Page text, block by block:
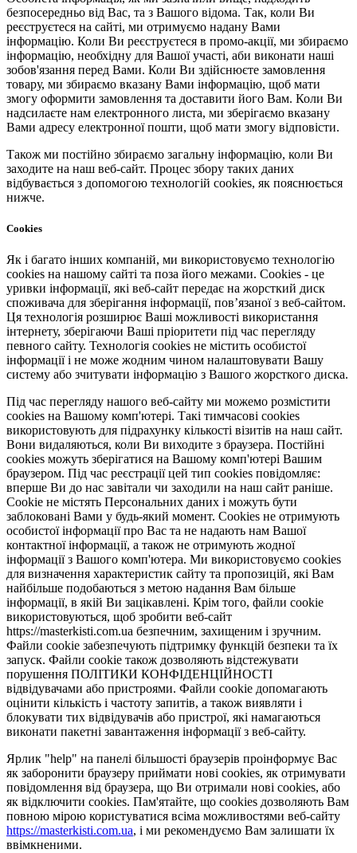
безпосередньо від Вас, та з Вашого відома. Так, коли Ви
реєструєтеся на сайті, ми отримуємо надану Вами
інформацію. Коли Ви реєструєтеся в промо-акції, ми збираємо
інформацію, необхідну для Вашої участі, аби виконати наші
зобов'язання перед Вами. Коли Ви здійснюєте замовлення
товару, ми збираємо вказану Вами інформацію, щоб мати
змогу оформити замовлення та доставити його Вам. Коли Ви
надсилаєте нам електронного листа, ми зберігаємо вказану
Вами адресу електронної пошти, щоб мати змогу відповісти.
Також ми постійно збираємо загальну інформацію, коли Ви
заходите на наш веб-сайт. Процес збору таких даних
відбувається з допомогою технологій cookies, як пояснюється
нижче.
Cookies
Як і багато інших компаній, ми використовуємо технологію
cookies на нашому сайті та поза його межами. Cookies - це
уривки інформації, які веб-сайт передає на жорсткий диск
споживача для зберігання інформації, пов’язаної з веб-сайтом.
Ця технологія розширює Ваші можливості використання
інтернету, зберігаючи Ваші пріоритети під час перегляду
певного сайту. Технологія cookies не містить особистої
інформації і не може жодним чином налаштовувати Вашу
систему або зчитувати інформацію з Вашого жорсткого диска.
Під час перегляду нашого веб-сайту ми можемо розмістити
cookies на Вашому комп'ютері. Такі тимчасові cookies
використовують для підрахунку кількості візитів на наш сайт.
Вони видаляються, коли Ви виходите з браузера. Постійні
cookies можуть зберігатися на Вашому комп'ютері Вашим
браузером. Під час реєстрації цей тип cookies повідомляє:
вперше Ви до нас завітали чи заходили на наш сайт раніше.
Cookie не містять Персональних даних і можуть бути
заблоковані Вами у будь-який момент. Сookies не отримують
особистої інформації про Вас та не надають нам Вашої
контактної інформації, а також не отримують жодної
інформації з Вашого комп'ютера. Ми використовуємо cookies
для визначення характеристик сайту та пропозицій, які Вам
найбільше подобаються з метою надання Вам більше
інформації, в якій Ви зацікавлені. Крім того, файли cookie
використовуються, щоб зробити веб-сайт
https://masterkisti.com.ua безпечним, захищеним і зручним.
Файли cookie забезпечують підтримку функцій безпеки та їх
запуск. Файли cookie також дозволяють відстежувати
порушення ПОЛІТИКИ КОНФІДЕНЦІЙНОСТІ
відвідувачами або пристроями. Файли cookie допомагають
оцінити кількість і частоту запитів, а також виявляти і
блокувати тих відвідувачів або пристрої, які намагаються
виконати пакетні завантаження інформації з веб-сайту.
Ярлик "help" на панелі більшості браузерів проінформує Вас
як заборонити браузеру приймати нові cookies, як отримувати
повідомлення від браузера, що Ви отримали нові cookies, або
як відключити cookies. Пам'ятайте, що cookies дозволяють Вам
повною мірою користуватися всіма можливостями веб-сайту
https://masterkisti.com.ua, і ми рекомендуємо Вам залишати їх
ввімкненими.